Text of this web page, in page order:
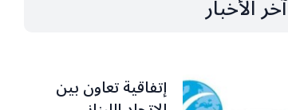
آخر الأخبار
إتفاقية تعاون بين